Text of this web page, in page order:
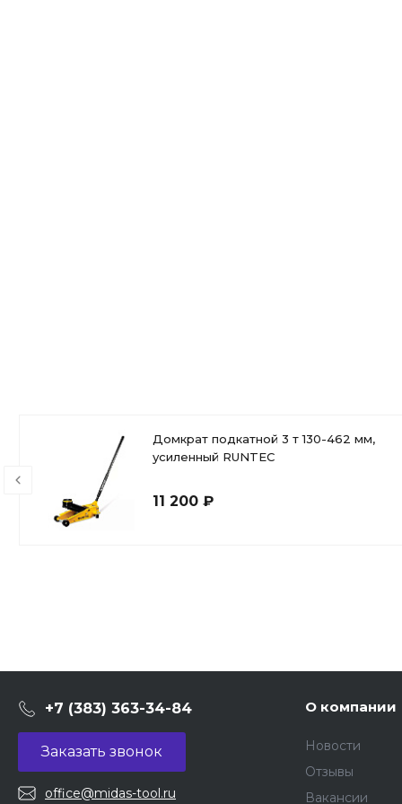
Домкрат подкатной 3 т 130-462 мм,
усиленный RUNTEC
11 200 ₽
+7 (383) 363-34-84
Заказать звонок
office@midas-tool.ru
О компании
Новости
Отзывы
Вакансии